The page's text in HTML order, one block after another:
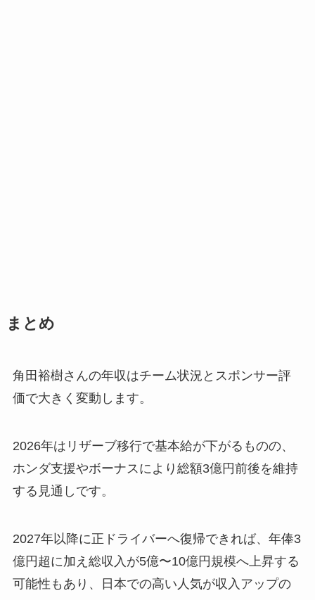
まとめ
角田裕樹さんの年収はチーム状況とスポンサー評
価で大きく変動します。
2026年はリザーブ移行で基本給が下がるものの、
ホンダ支援やボーナスにより総額3億円前後を維持
する見通しです。
2027年以降に正ドライバーへ復帰できれば、年俸3
億円超に加え総収入が5億〜10億円規模へ上昇する
可能性もあり、日本での高い人気が収入アップの